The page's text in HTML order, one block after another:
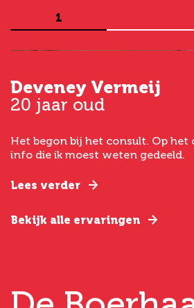
1
Deveney Vermeij
20 jaar oud
Het begon bij het consult. Op het
info die ik moest weten gedeeld.
Lees verder
Bekijk alle ervaringen